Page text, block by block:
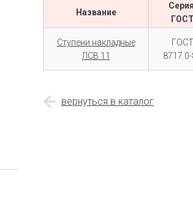
Название
ГОСТ
Ступени накладные
ЛСВ 11
ГОСТ
вернуться в каталог